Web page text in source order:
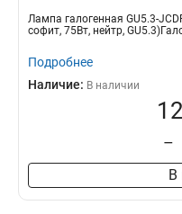
Лампа галогенная GU5.3-
софит, 75Вт, нейтр,
Подробнее
Наличие: В наличии
–
В